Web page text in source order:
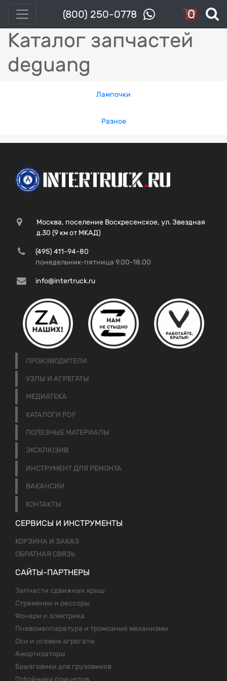
(800) 250-0778 0
Каталог запчастей
deguang
Лампочки
Разное
Москва, поселение Воскресенское, ул. Звездная
д.30 (9 км от МКАД)
(495) 411-94-80
понедельник-пятница 9.00-18.00
info@intertruck.ru
ПРОИЗВОДИТЕЛИ
УЗЛЫ И АГРЕГАТЫ
МЕДИАТЕКА
КАТАЛОГИ PDF
ПОЛЕЗНЫЕ МАТЕРИАЛЫ
ЭКСКЛЮЗИВ
ИНСТРУМЕНТ ДЛЯ РЕМОНТА
ВАКАНСИИ
КОНТАКТЫ
СЕРВИСЫ И ИНСТРУМЕНТЫ
КОРЗИНА И ЗАКАЗ
ОБРАТНАЯ СВЯЗЬ
САЙТЫ-ПАРТНЕРЫ
Запчасти сдвижных крыш
Стремянки и рессоры
Фонари и электрика
Пневомаппаратура и тромозные механизмы
Оси и осевые агрегаты
Амортизаторы
Брызговики для грузовиков
Отбойники прицепов